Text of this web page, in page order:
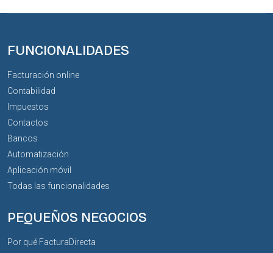
FUNCIONALIDADES
Facturación online
Contabilidad
Impuestos
Contactos
Bancos
Automatización
Aplicación móvil
Todas las funcionalidades
PEQUEÑOS NEGOCIOS
Por qué FacturaDirecta